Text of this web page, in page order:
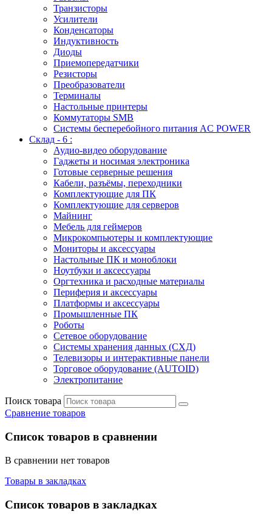
Транзисторы
Усилители
Конденсаторы
Индуктивность
Диоды
Приемопередатчики
Резисторы
Преобразователи
Терминалы
Настольные принтеры
Коммутаторы SMB
Системы бесперебойного питания AC POWER
Склад - 6 :
Аудио-видео оборудование
Гаджеты и носимая электроника
Готовые серверные решения
Кабели, разъёмы, переходники
Комплектующие для ПК
Комплектующие для серверов
Майнинг
Мебель для геймеров
Микрокомпьютеры и комплектующие
Мониторы и аксессуары
Настольные ПК и моноблоки
Ноутбуки и аксессуары
Оргтехника и расходные материалы
Периферия и аксессуары
Платформы и аксессуары
Промышленные ПК
Роботы
Сетевое оборудование
Системы хранения данных (СХД)
Телевизоры и интерактивные панели
Торговое оборудование (AUTOID)
Электропитание
Поиск товара
Сравнение товаров
Список товаров в сравнении
В сравнении нет товаров
Товары в закладках
Список товаров в закладках